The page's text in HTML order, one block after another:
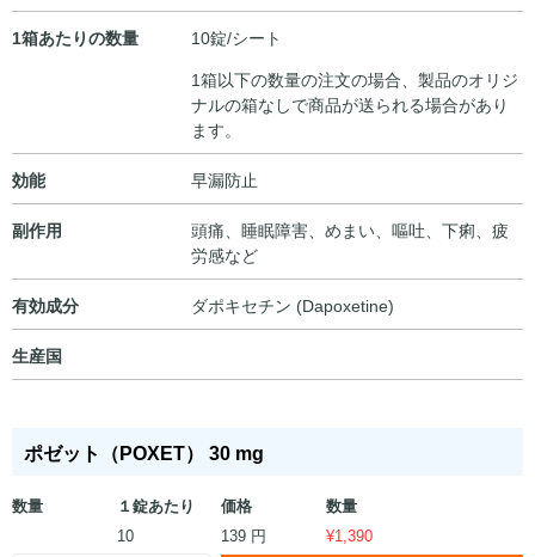
1箱あたりの数量
10錠/シート
1箱以下の数量の注文の場合、製品のオリジ
ナルの箱なしで商品が送られる場合があり
ます。
効能 早漏防止
副作用
頭痛、睡眠障害、めまい、嘔吐、下痢、疲
労感など
有効成分 ダポキセチン (Dapoxetine)
生産国
ポゼット（POXET） 30 mg
数量 １錠あたり 価格
数量
10
139 円 ¥1,390